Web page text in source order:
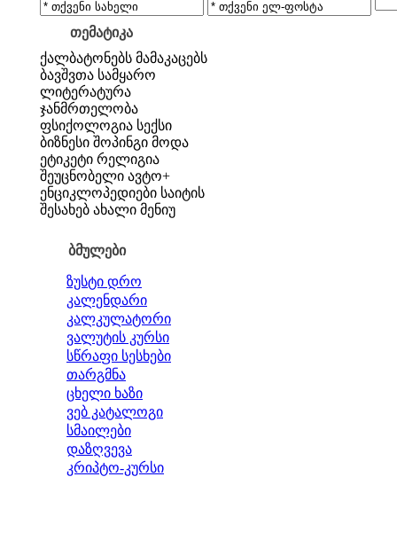
თემატიკა
ქალბატონებს მამაკაცებს
ბავშვთა სამყარო
ლიტერატურა
ჯანმრთელობა
ფსიქოლოგია სექსი
ბიზნესი შოპინგი მოდა
ეტიკეტი რელიგია
შეუცნობელი ავტო+
ენციკლოპედიები საიტის
შესახებ ახალი მენიუ
ბმულები
ზუსტი დრო
კალენდარი
კალკულატორი
ვალუტის კურსი
სწრაფი სესხები
თარგმნა
ცხელი ხაზი
ვებ კატალოგი
სმაილები
დაზღვევა
კრიპტო-კურსი